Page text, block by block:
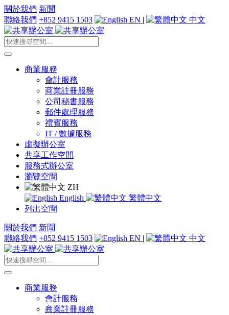
關於我們 新聞
聯絡我們 +852 9415 1503 EN | 中文
商業服務
會計服務
商業註冊服務
公司秘書服務
郵件處理服務
禮賓服務
IT / 數據服務
虛擬辦公室
共享工作空間
服務式辦公室
瀏覽空間
ZH
English
繁體中文
列出空間
關於我們 新聞
聯絡我們 +852 9415 1503 EN | 中文
商業服務
會計服務
商業註冊服務